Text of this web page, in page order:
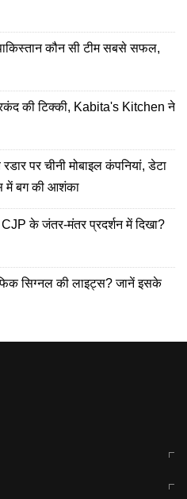
कौन सी टीम सबसे सफल,
की टिक्की, Kabita's Kitchen ने
पर चीनी मोबाइल कंपनियां, डेटा
में बग की आशंका
के जंतर-मंतर प्रदर्शन में दिखा?
सिग्नल की लाइट्स? जानें इसके